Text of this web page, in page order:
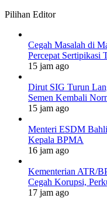
Pilihan Editor
Cegah Masalah di
Percepat Sertipikasi
15 jam ago
Dirut SIG Turun
Semen Kembali
15 jam ago
Menteri ESDM
Kepala BPMA
16 jam ago
Kementerian ATR/
Cegah Korupsi,
17 jam ago